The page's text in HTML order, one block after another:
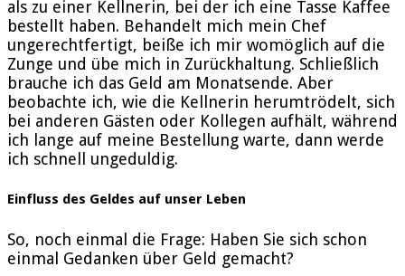
als zu einer Kellnerin, bei der ich eine Tasse Kaffee
bestellt haben. Behandelt mich mein Chef
ungerechtfertigt, beiße ich mir womöglich auf die
Zunge und übe mich in Zurückhaltung. Schließlich
brauche ich das Geld am Monatsende. Aber
beobachte ich, wie die Kellnerin herumtrödelt, sich
bei anderen Gästen oder Kollegen aufhält, während
ich lange auf meine Bestellung warte, dann werde
ich schnell ungeduldig.
Einfluss des Geldes auf unser Leben
So, noch einmal die Frage: Haben Sie sich schon
einmal Gedanken über Geld gemacht?